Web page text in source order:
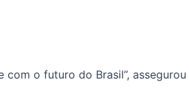
o futuro do Brasil”,